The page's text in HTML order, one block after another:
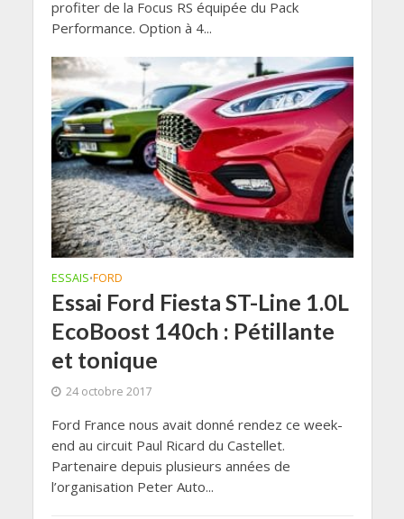
profiter de la Focus RS équipée du Pack
Performance. Option à 4...
ESSAIS•FORD
Essai Ford Fiesta ST-Line 1.0L
EcoBoost 140ch : Pétillante
et tonique
24 octobre 2017
Ford France nous avait donné rendez ce week-
end au circuit Paul Ricard du Castellet.
Partenaire depuis plusieurs années de
l’organisation Peter Auto...